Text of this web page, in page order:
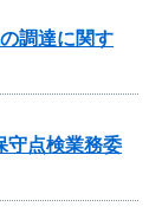
調達に関す
守点検業務委